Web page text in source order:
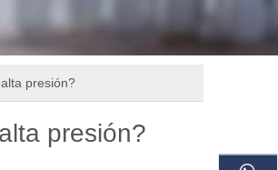
presión?
presión?